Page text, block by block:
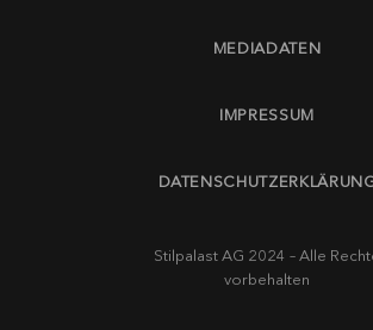
MEDIADATEN
IMPRESSUM
Stilpalast AG 2024 – Alle
vorbehalten